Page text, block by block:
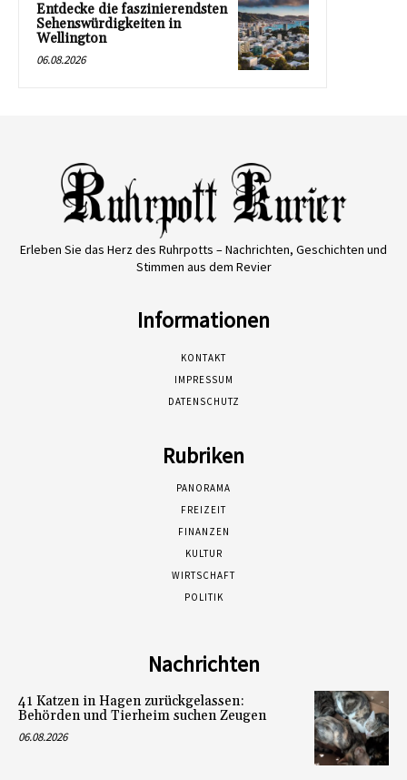
Entdecke die faszinierendsten
Sehenswürdigkeiten in
Wellington
06.08.2026
Erleben Sie das Herz des Ruhrpotts – Nachrichten, Geschichten und
Stimmen aus dem Revier
Informationen
KONTAKT
IMPRESSUM
DATENSCHUTZ
Rubriken
PANORAMA
FREIZEIT
FINANZEN
KULTUR
WIRTSCHAFT
POLITIK
Nachrichten
41 Katzen in Hagen zurückgelassen:
Behörden und Tierheim suchen Zeugen
06.08.2026